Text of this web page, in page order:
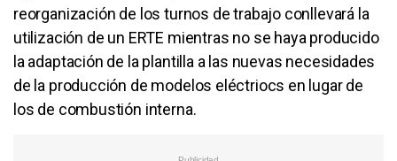
reorganización de los turnos de trabajo conllevará la
utilización de un ERTE mientras no se haya producido
la adaptación de la plantilla a las nuevas necesidades
de la producción de modelos eléctriocs en lugar de
los de combustión interna.